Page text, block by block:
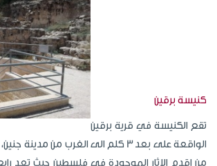
كنيسة برقين
تقع الكنيسة في قرية برقين
الواقعة على بعد 3 كلم الى الغرب من
من اقدم الاثار الموجودة في فلسطين حيث تعد